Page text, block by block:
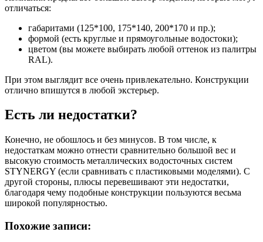
отличаться:
габаритами (125*100, 175*140, 200*170 и пр.);
формой (есть круглые и прямоугольные водостоки);
цветом (вы можете выбирать любой оттенок из палитры
RAL).
При этом выглядит все очень привлекательно. Конструкции
отлично впишутся в любой экстерьер.
Есть ли недостатки?
Конечно, не обошлось и без минусов. В том числе, к
недостаткам можно отнести сравнительно большой вес и
высокую стоимость металлических водосточных систем
STYNERGY (если сравнивать с пластиковыми моделями). С
другой стороны, плюсы перевешивают эти недостатки,
благодаря чему подобные конструкции пользуются весьма
широкой популярностью.
Похожие записи: